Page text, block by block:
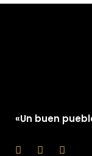
«Un buen